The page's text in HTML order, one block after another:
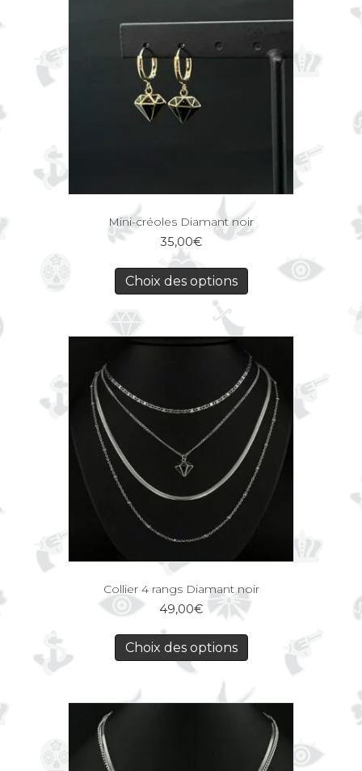
Mini-créoles Diamant noir
35,00€
Choix des options
Collier 4 rangs Diamant noir
49,00€
Choix des options